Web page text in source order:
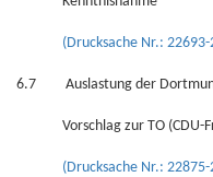
(Drucksache Nr.: 22693-
6.7 Auslastung der
Vorschlag zur TO (CDU-
(Drucksache Nr.: 22875-